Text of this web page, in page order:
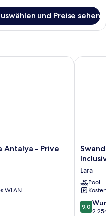
und Preise sehen
Antalya - Prive
WLAN
- Prive Ultra All
Hotels
Resort
Topkapi
Palace
-
All
Lara
Pool
9.0
von
9,0